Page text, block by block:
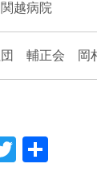
越病院
団 輔正会 岡
Twitter